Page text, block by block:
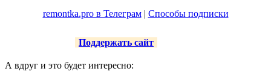
remontka.pro в Телеграм| Способы подписки
Поддержать сайт
А вдруг и это будет интересно: